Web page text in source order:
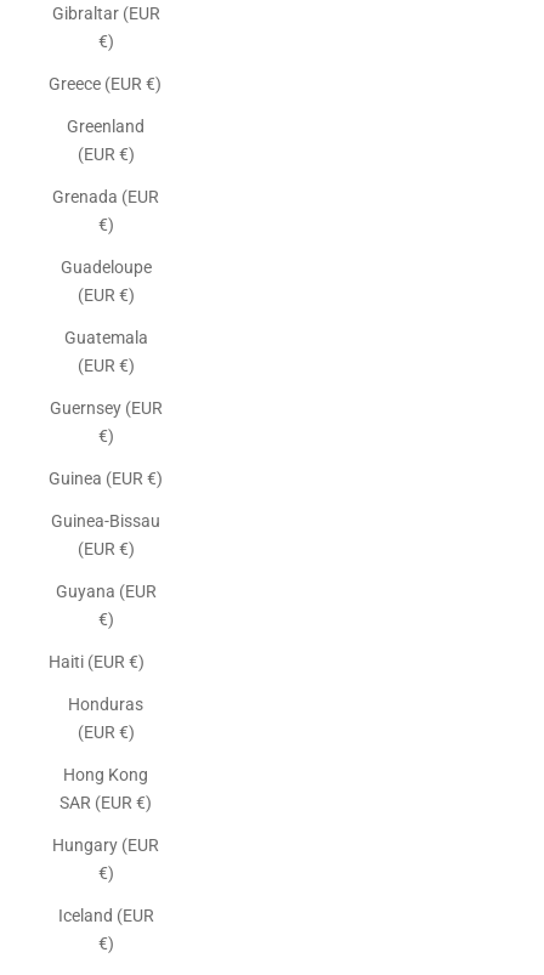
Gibraltar (EUR
€)
Greece (EUR €)
Greenland
(EUR €)
Grenada (EUR
€)
Guadeloupe
(EUR €)
Guatemala
(EUR €)
Guernsey (EUR
€)
Guinea (EUR €)
Guinea-Bissau
(EUR €)
Guyana (EUR
€)
Haiti (EUR €)
Honduras
(EUR €)
Hong Kong
SAR (EUR €)
Hungary (EUR
€)
Iceland (EUR
€)